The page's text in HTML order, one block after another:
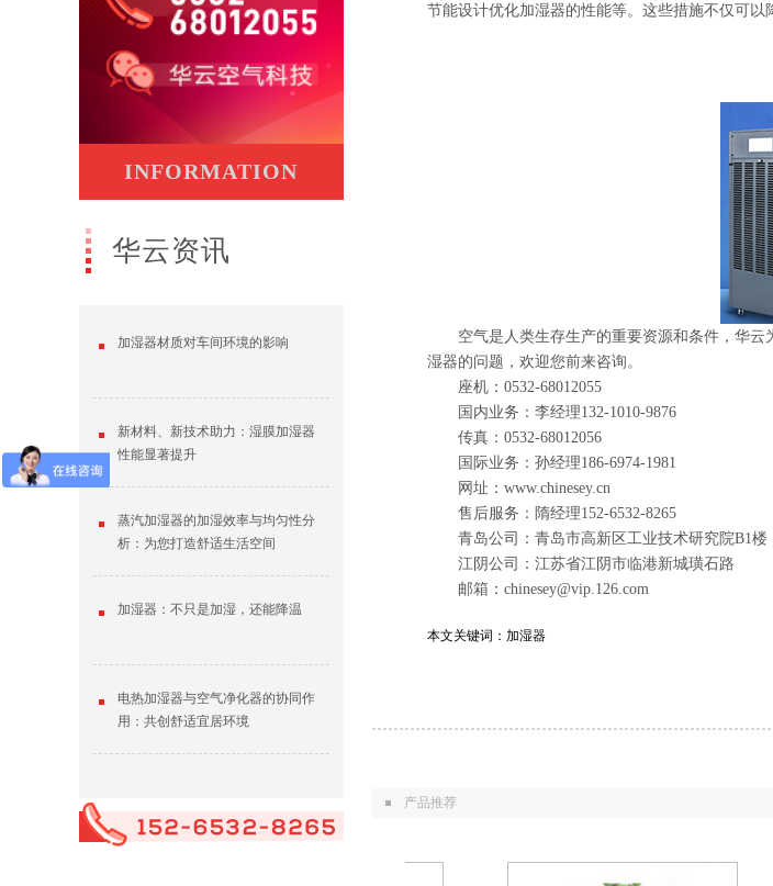
INFORMATION
华云资讯
加湿器材质对车间环境的影响
新材料、新技术助力：湿膜加湿器
性能显著提升
蒸汽加湿器的加湿效率与均匀性分
析：为您打造舒适生活空间
加湿器：不只是加湿，还能降温
电热加湿器与空气净化器的协同作
用：共创舒适宜居环境
节能设计优化加湿器的性能等。这些措施不仅可以
空气是人类生存生产的重要资源和条件，华云
湿器的问题，欢迎您前来咨询。
座机：0532-68012055
国内业务：李经理132-1010-9876
传真：0532-68012056
国际业务：孙经理186-6974-1981
网址：www.chinesey.cn
售后服务：隋经理152-6532-8265
青岛公司：青岛市高新区工业技术研究院B1楼
江阴公司：江苏省江阴市临港新城璜石路
邮箱：chinesey@vip.126.com
本文关键词：加湿器
产品推荐